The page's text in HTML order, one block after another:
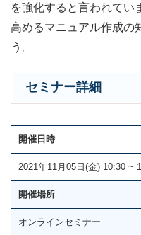
を強化すると言われてい
高めるマニュアル作成の
う。
セミナー詳細
開催日時
2021年11月05日(金) 10:30 ~
開催場所
オンラインセミナー